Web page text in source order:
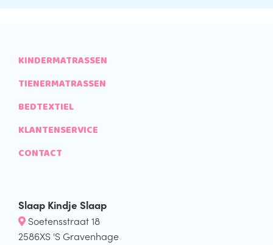
KINDERMATRASSEN
TIENERMATRASSEN
BEDTEXTIEL
KLANTENSERVICE
CONTACT
Slaap Kindje Slaap
Soetensstraat 18
2586XS 'S Gravenhage